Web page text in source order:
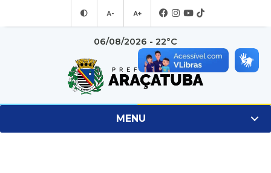
A- A+
06/08/2026 - 22°C
MENU